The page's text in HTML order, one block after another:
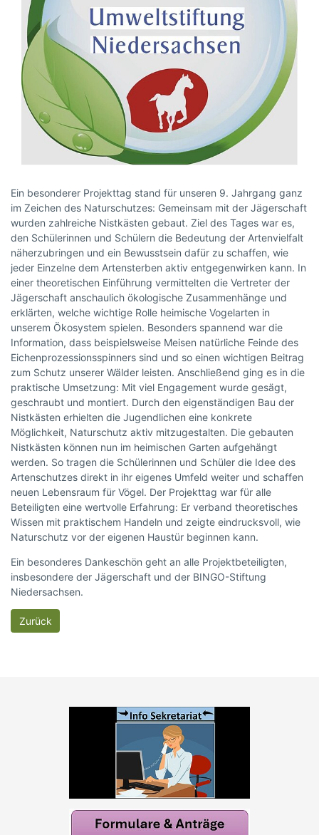
Ein besonderer Projekttag stand für unseren 9. Jahrgang ganz
im Zeichen des Naturschutzes: Gemeinsam mit der Jägerschaft
wurden zahlreiche Nistkästen gebaut. Ziel des Tages war es,
den Schülerinnen und Schülern die Bedeutung der Artenvielfalt
näherzubringen und ein Bewusstsein dafür zu schaffen, wie
jeder Einzelne dem Artensterben aktiv entgegenwirken kann. In
einer theoretischen Einführung vermittelten die Vertreter der
Jägerschaft anschaulich ökologische Zusammenhänge und
erklärten, welche wichtige Rolle heimische Vogelarten in
unserem Ökosystem spielen. Besonders spannend war die
Information, dass beispielsweise Meisen natürliche Feinde des
Eichenprozessionsspinners sind und so einen wichtigen Beitrag
zum Schutz unserer Wälder leisten. Anschließend ging es in die
praktische Umsetzung: Mit viel Engagement wurde gesägt,
geschraubt und montiert. Durch den eigenständigen Bau der
Nistkästen erhielten die Jugendlichen eine konkrete
Möglichkeit, Naturschutz aktiv mitzugestalten. Die gebauten
Nistkästen können nun im heimischen Garten aufgehängt
werden. So tragen die Schülerinnen und Schüler die Idee des
Artenschutzes direkt in ihr eigenes Umfeld weiter und schaffen
neuen Lebensraum für Vögel. Der Projekttag war für alle
Beteiligten eine wertvolle Erfahrung: Er verband theoretisches
Wissen mit praktischem Handeln und zeigte eindrucksvoll, wie
Naturschutz vor der eigenen Haustür beginnen kann.
Ein besonderes Dankeschön geht an alle Projektbeteiligten,
insbesondere der Jägerschaft und der BINGO-Stiftung
Niedersachsen.
Zurück